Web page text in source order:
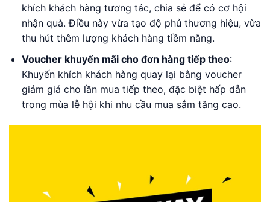
khích khách hàng tương tác, chia sẻ để có cơ hội
nhận quà. Điều này vừa tạo độ phủ thương hiệu, vừa
thu hút thêm lượng khách hàng tiềm năng.
Voucher khuyến mãi cho đơn hàng tiếp theo:
Khuyến khích khách hàng quay lại bằng voucher
giảm giá cho lần mua tiếp theo, đặc biệt hấp dẫn
trong mùa lễ hội khi nhu cầu mua sắm tăng cao.